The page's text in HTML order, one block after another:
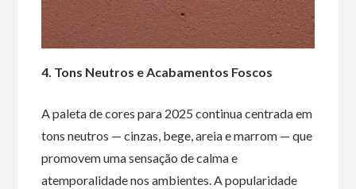
4. Tons Neutros e Acabamentos Foscos
A paleta de cores para 2025 continua centrada em
tons neutros — cinzas, bege, areia e marrom — que
promovem uma sensação de calma e
atemporalidade nos ambientes. A popularidade